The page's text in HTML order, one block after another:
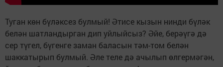
Туган көн бүләксез булмый! Әтисе кызын нинди бүләк
белән шатландырган дип уйлыйсыз? Әйе, берәүгә дә
сер түгел, бүгенге заман баласын тәм-том белән
шаккатырып булмый. Әле теле дә ачылып өлгермәгән,